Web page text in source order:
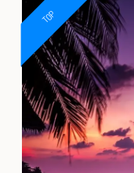
TOP